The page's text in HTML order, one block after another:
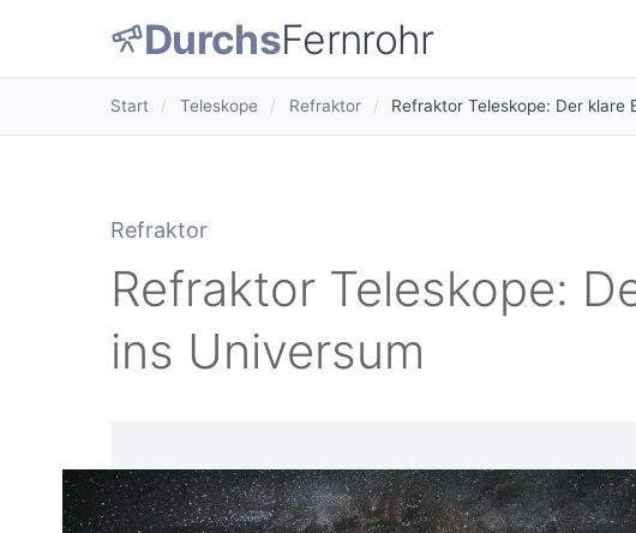
DurchsFernrohr
Start / Teleskope / Refraktor / Refraktor Teleskope: Der klare
Refraktor
Refraktor Teleskope:
ins Universum